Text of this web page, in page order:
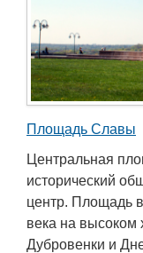
Площадь Славы
Центральная
исторический
центр. Площадь
века на высоком
Дубровенки и